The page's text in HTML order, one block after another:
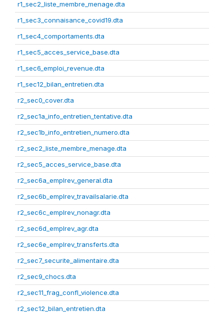
r1_sec2_liste_membre_menage.dta
r1_sec3_connaisance_covid19.dta
r1_sec4_comportaments.dta
r1_sec5_acces_service_base.dta
r1_sec6_emploi_revenue.dta
r1_sec12_bilan_entretien.dta
r2_sec0_cover.dta
r2_sec1a_info_entretien_tentative.dta
r2_sec1b_info_entretien_numero.dta
r2_sec2_liste_membre_menage.dta
r2_sec5_acces_service_base.dta
r2_sec6a_emplrev_general.dta
r2_sec6b_emplrev_travailsalarie.dta
r2_sec6c_emplrev_nonagr.dta
r2_sec6d_emplrev_agr.dta
r2_sec6e_emplrev_transferts.dta
r2_sec7_securite_alimentaire.dta
r2_sec9_chocs.dta
r2_sec11_frag_confl_violence.dta
r2_sec12_bilan_entretien.dta